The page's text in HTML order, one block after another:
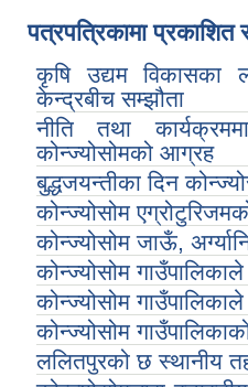
पत्रपत्रिकामा प्रकाशित
कृषि उद्यम विकासका
केन्द्रबीच सम्झौता
नीति तथा
कोन्ज्योसोमको आग्रह
बुद्धजयन्तीका दिन
कोन्ज्योसोम
कोन्ज्योसोम जाऊँ,
कोन्ज्योसोम
कोन्ज्योसोम
कोन्ज्योसोम
ललितपुरको छ स्थानीय